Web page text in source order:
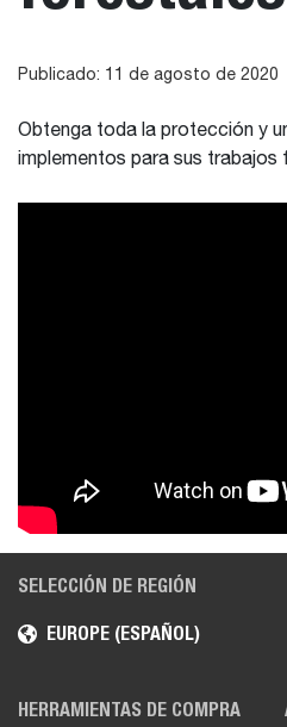
Publicado: 11 de agosto de 2020
Obtenga toda la protección y
implementos para sus trabajos
SELECCIÓN DE REGIÓN
EUROPE (ESPAÑOL)
HERRAMIENTAS DE COMPRA